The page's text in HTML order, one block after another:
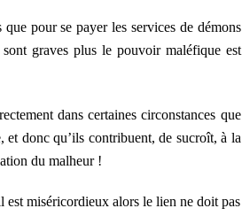
pour se payer les services de démons
graves plus le pouvoir maléfique est
dans certaines circonstances que
et donc qu’ils contribuent, de sucroît, à la
du malheur !
miséricordieux alors le lien ne doit pas